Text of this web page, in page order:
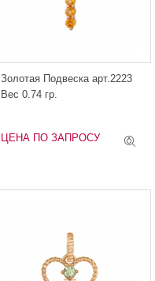
Золотая Подвеска арт.2223
Вес 0.74 гр.
ЦЕНА ПО ЗАПРОСУ